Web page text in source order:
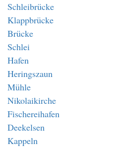
Schleibrücke
Klappbrücke
Brücke
Schlei
Hafen
Heringszaun
Mühle
Nikolaikirche
Fischereihafen
Deekelsen
Kappeln